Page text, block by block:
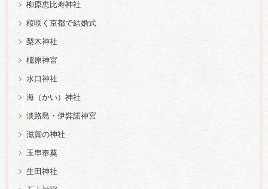
柳原恵比寿神社
桜咲く京都で結婚式
梨木神社
橿原神宮
水口神社
海（かい）神社
淡路島・伊弉諾神宮
滋賀の神社
玉串奉奠
生田神社